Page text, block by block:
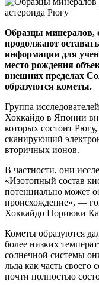
Образцы минералов,
продолжают
информации для
место рождения
внешних пределах
образуются кометы.
Группа
Хоккайдо в Японии
которых состоит
сканирующий
вторичных ионов.
В частности, они
«Изотопный состав
потенциально может
происхождение», —
Хоккайдо Нориюки
Кометы образуются
более низких
солнечной системы
льда как часть своего
почти полностью